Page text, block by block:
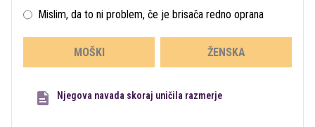
Mislim, da to ni problem, če je brisača redno oprana
MOŠKI ŽENSKA
Njegova navada skoraj uničila razmerje